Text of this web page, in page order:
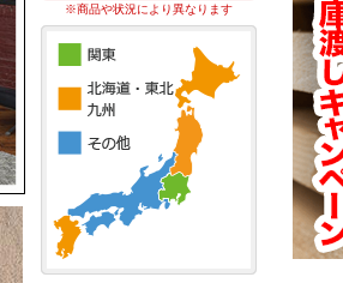
※商品や状況により異なります